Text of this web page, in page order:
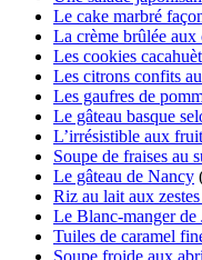
Le cake marbré
La crème brûlée
Les cookies
Les citrons confits
Les gaufres de
Le gâteau basque
L’irrésistible aux
Soupe de fraises au
Le gâteau de Nancy
Riz au lait aux
Le Blanc-manger de
Tuiles de caramel
Soupe froide aux